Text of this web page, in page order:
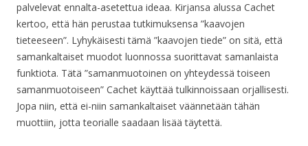
palvelevat ennalta-asetettua ideaa. Kirjansa alussa Cachet
kertoo, että hän perustaa tutkimuksensa ”kaavojen
tieteeseen”. Lyhykäisesti tämä ”kaavojen tiede” on sitä, että
samankaltaiset muodot luonnossa suorittavat samanlaista
funktiota. Tätä ”samanmuotoinen on yhteydessä toiseen
samanmuotoiseen” Cachet käyttää tulkinnoissaan orjallisesti.
Jopa niin, että ei-niin samankaltaiset väännetään tähän
muottiin, jotta teorialle saadaan lisää täytettä.